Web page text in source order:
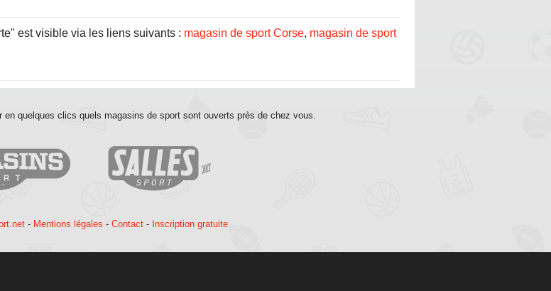
est visible via les liens suivants : magasin de sport Corse, magasin de sport
en quelques clics quels magasins de sport sont ouverts près de chez vous.
- Mentions légales - Contact - Inscription gratuite